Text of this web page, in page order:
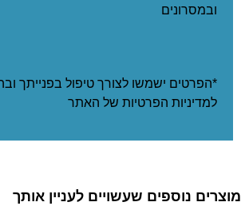
ובמסרונים
*הפרטים ישמשו לצורך טיפול בפנייתך
למדיניות הפרטיות של האתר
מוצרים נוספים שעשויים לעניין אותך